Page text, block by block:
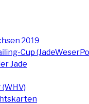
2019
Cup
Jade